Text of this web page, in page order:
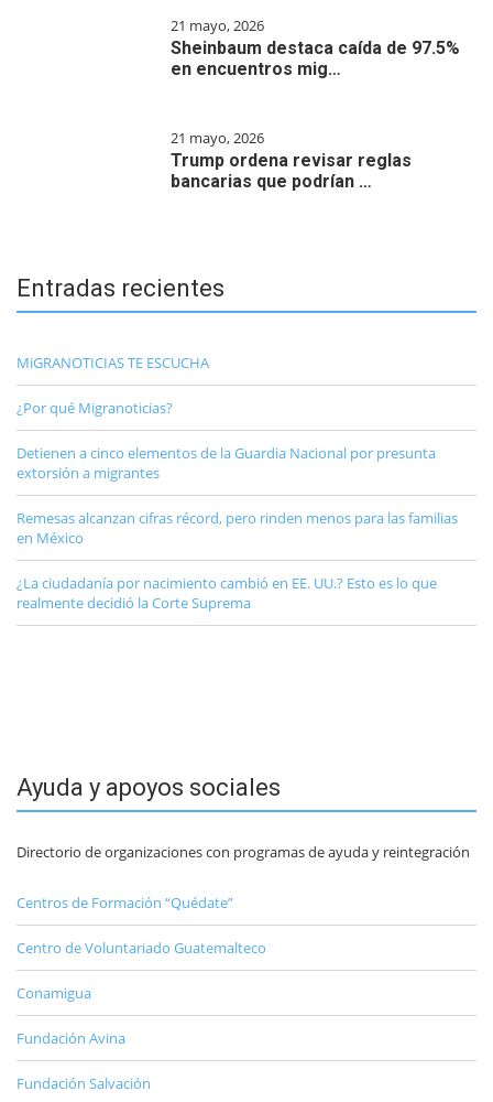
21 mayo, 2026
Sheinbaum destaca caída de 97.5%
en encuentros mig…
21 mayo, 2026
Trump ordena revisar reglas
bancarias que podrían …
Entradas recientes
MiGRANOTICIAS TE ESCUCHA
¿Por qué Migranoticias?
Detienen a cinco elementos de la Guardia Nacional por presunta
extorsión a migrantes
Remesas alcanzan cifras récord, pero rinden menos para las familias
en México
¿La ciudadanía por nacimiento cambió en EE. UU.? Esto es lo que
realmente decidió la Corte Suprema
Ayuda y apoyos sociales
Directorio de organizaciones con programas de ayuda y reintegración
Centros de Formación “Quédate”
Centro de Voluntariado Guatemalteco
Conamigua
Fundación Avina
Fundación Salvación